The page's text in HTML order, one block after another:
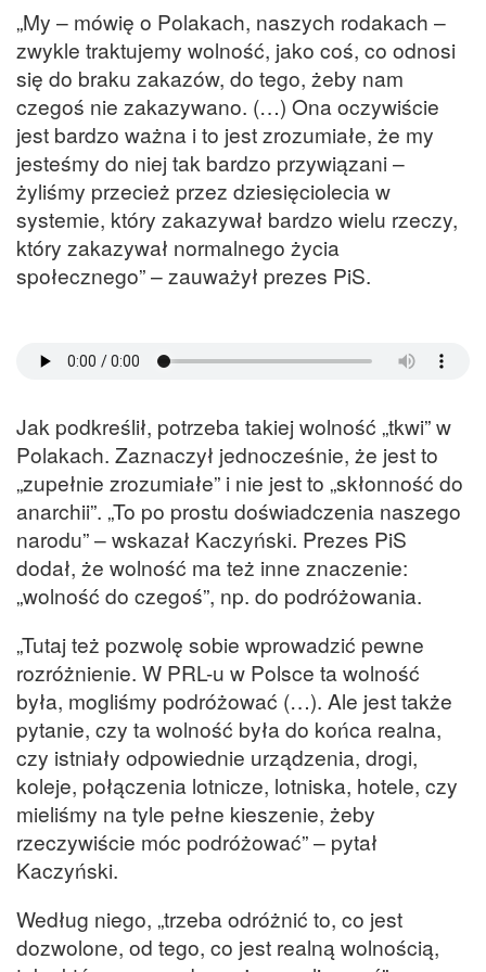
„My – mówię o Polakach, naszych rodakach –
zwykle traktujemy wolność, jako coś, co odnosi
się do braku zakazów, do tego, żeby nam
czegoś nie zakazywano. (…) Ona oczywiście
jest bardzo ważna i to jest zrozumiałe, że my
jesteśmy do niej tak bardzo przywiązani –
żyliśmy przecież przez dziesięciolecia w
systemie, który zakazywał bardzo wielu rzeczy,
który zakazywał normalnego życia
społecznego” – zauważył prezes PiS.
Jak podkreślił, potrzeba takiej wolność „tkwi” w
Polakach. Zaznaczył jednocześnie, że jest to
„zupełnie zrozumiałe” i nie jest to „skłonność do
anarchii”. „To po prostu doświadczenia naszego
narodu” – wskazał Kaczyński. Prezes PiS
dodał, że wolność ma też inne znaczenie:
„wolność do czegoś”, np. do podróżowania.
„Tutaj też pozwolę sobie wprowadzić pewne
rozróżnienie. W PRL-u w Polsce ta wolność
była, mogliśmy podróżować (…). Ale jest także
pytanie, czy ta wolność była do końca realna,
czy istniały odpowiednie urządzenia, drogi,
koleje, połączenia lotnicze, lotniska, hotele, czy
mieliśmy na tyle pełne kieszenie, żeby
rzeczywiście móc podróżować” – pytał
Kaczyński.
Według niego, „trzeba odróżnić to, co jest
dozwolone, od tego, co jest realną wolnością,